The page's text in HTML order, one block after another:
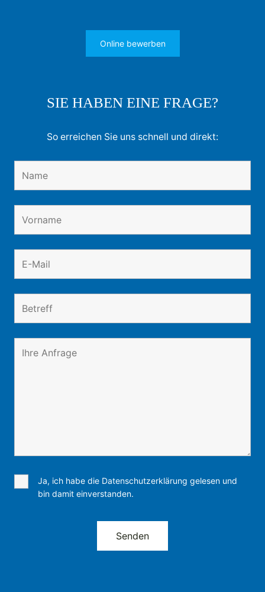
Online bewerben
SIE HABEN EINE FRAGE?
So erreichen Sie uns schnell und direkt:
Ja, ich habe die Datenschutzerklärung gelesen und
bin damit einverstanden.